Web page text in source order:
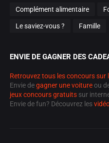
Complément alimentaire
Le saviez-vous ? Famille
ENVIE DE GAGNER DES
Retrouvez tous les concours sur
Envie degagner une voiture ou
jeux concours gratuits sur
Envie de fun? Découvrez les